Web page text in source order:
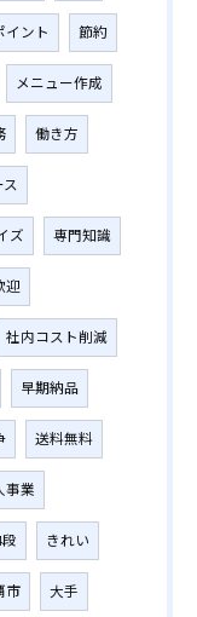
イント 節約
メニュー作成
働き方
ス
ズ 専門知識
迎
社内コスト削減
早期納品
送料無料
事業
段 きれい
市 大手